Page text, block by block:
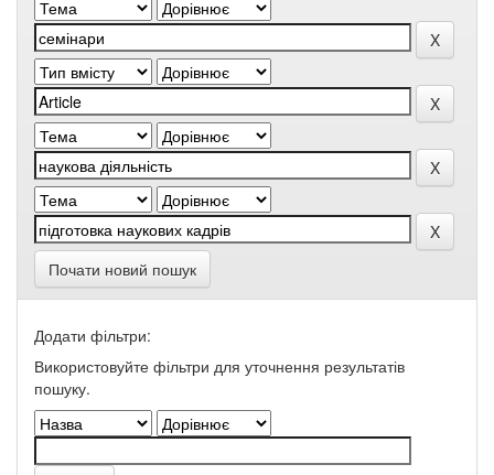
Почати новий пошук
Додати фільтри:
Використовуйте фільтри для уточнення результатів
пошуку.